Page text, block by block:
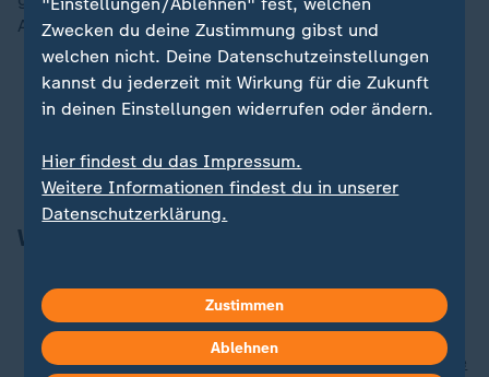
Ablehnung der Monarchie bekannt.
"Nicht unser König": Protest gegen König Charles
in Australien
des Commonwealth"
Weitere Schlagzeilen
hat ein AfD-Verbotsverfahren?
Hinweis auf Anschlagspläne kam aus dem
Ausland:Wie können Deutschlands Geheimdienste
Zwecken du deine Zustimmung gibst und
welchen nicht. Deine Datenschutzeinstellungen
kannst du jederzeit mit Wirkung für die Zukunft
in deinen Einstellungen widerrufen oder ändern.
Hier findest du das Impressum.
Weitere Informationen findest du in unserer
Datenschutzerklärung.
Zustimmen
Ablehnen